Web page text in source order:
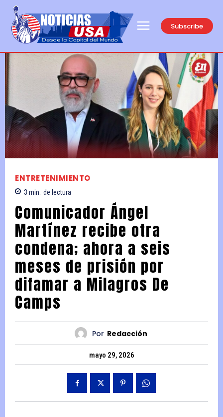
Subscribe
ENTRETENIMIENTO
3 min. de lectura
Comunicador Ángel
Martínez recibe otra
condena; ahora a seis
meses de prisión por
difamar a Milagros De
Camps
Por Redacción
mayo 29, 2026